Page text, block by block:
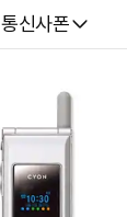
다나와
통신사폰